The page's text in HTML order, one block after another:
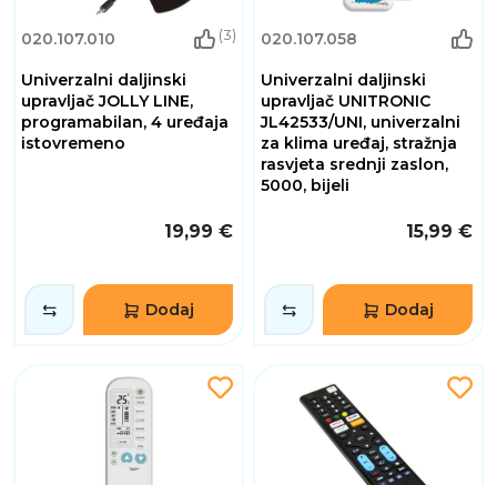
020.107.010 (3)
Univerzalni daljinski
upravljač JOLLY LINE,
programabilan, 4 uređaja
istovremeno
19,99 €
Dodaj
020.107.058
Univerzalni daljinski
upravljač UNITRONIC
JL42533/UNI, univerzalni
za klima uređaj, stražnja
rasvjeta srednji zaslon,
5000, bijeli
15,99 €
Dodaj